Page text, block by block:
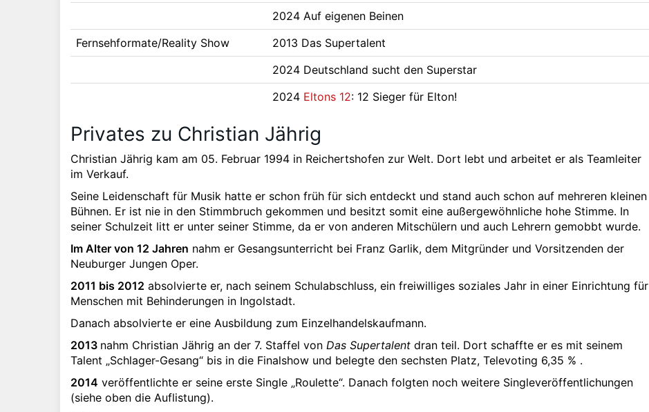
2024 Auf eigenen Beinen
Fernsehformate/Reality Show
2013 Das Supertalent
2024 Deutschland sucht den Superstar
2024 Eltons 12: 12 Sieger für Elton!
Privates zu Christian Jährig
Christian Jährig kam am 05. Februar 1994 in Reichertshofen zur Welt. Dort lebt und arbeitet er als Teamleiter
im Verkauf.
Seine Leidenschaft für Musik hatte er schon früh für sich entdeckt und stand auch schon auf mehreren kleinen
Bühnen. Er ist nie in den Stimmbruch gekommen und besitzt somit eine außergewöhnliche hohe Stimme. In
seiner Schulzeit litt er unter seiner Stimme, da er von anderen Mitschülern und auch Lehrern gemobbt wurde.
Im Alter von 12 Jahren nahm er Gesangsunterricht bei Franz Garlik, dem Mitgründer und Vorsitzenden der
Neuburger Jungen Oper.
2011 bis 2012 absolvierte er, nach seinem Schulabschluss, ein freiwilliges soziales Jahr in einer Einrichtung für
Menschen mit Behinderungen in Ingolstadt.
Danach absolvierte er eine Ausbildung zum Einzelhandelskaufmann.
2013 nahm Christian Jährig an der 7. Staffel von Das Supertalent dran teil. Dort schaffte er es mit seinem
Talent „Schlager-Gesang“ bis in die Finalshow und belegte den sechsten Platz, Televoting 6,35 % .
2014 veröffentlichte er seine erste Single „Roulette“. Danach folgten noch weitere Singleveröffentlichungen
(siehe oben die Auflistung).